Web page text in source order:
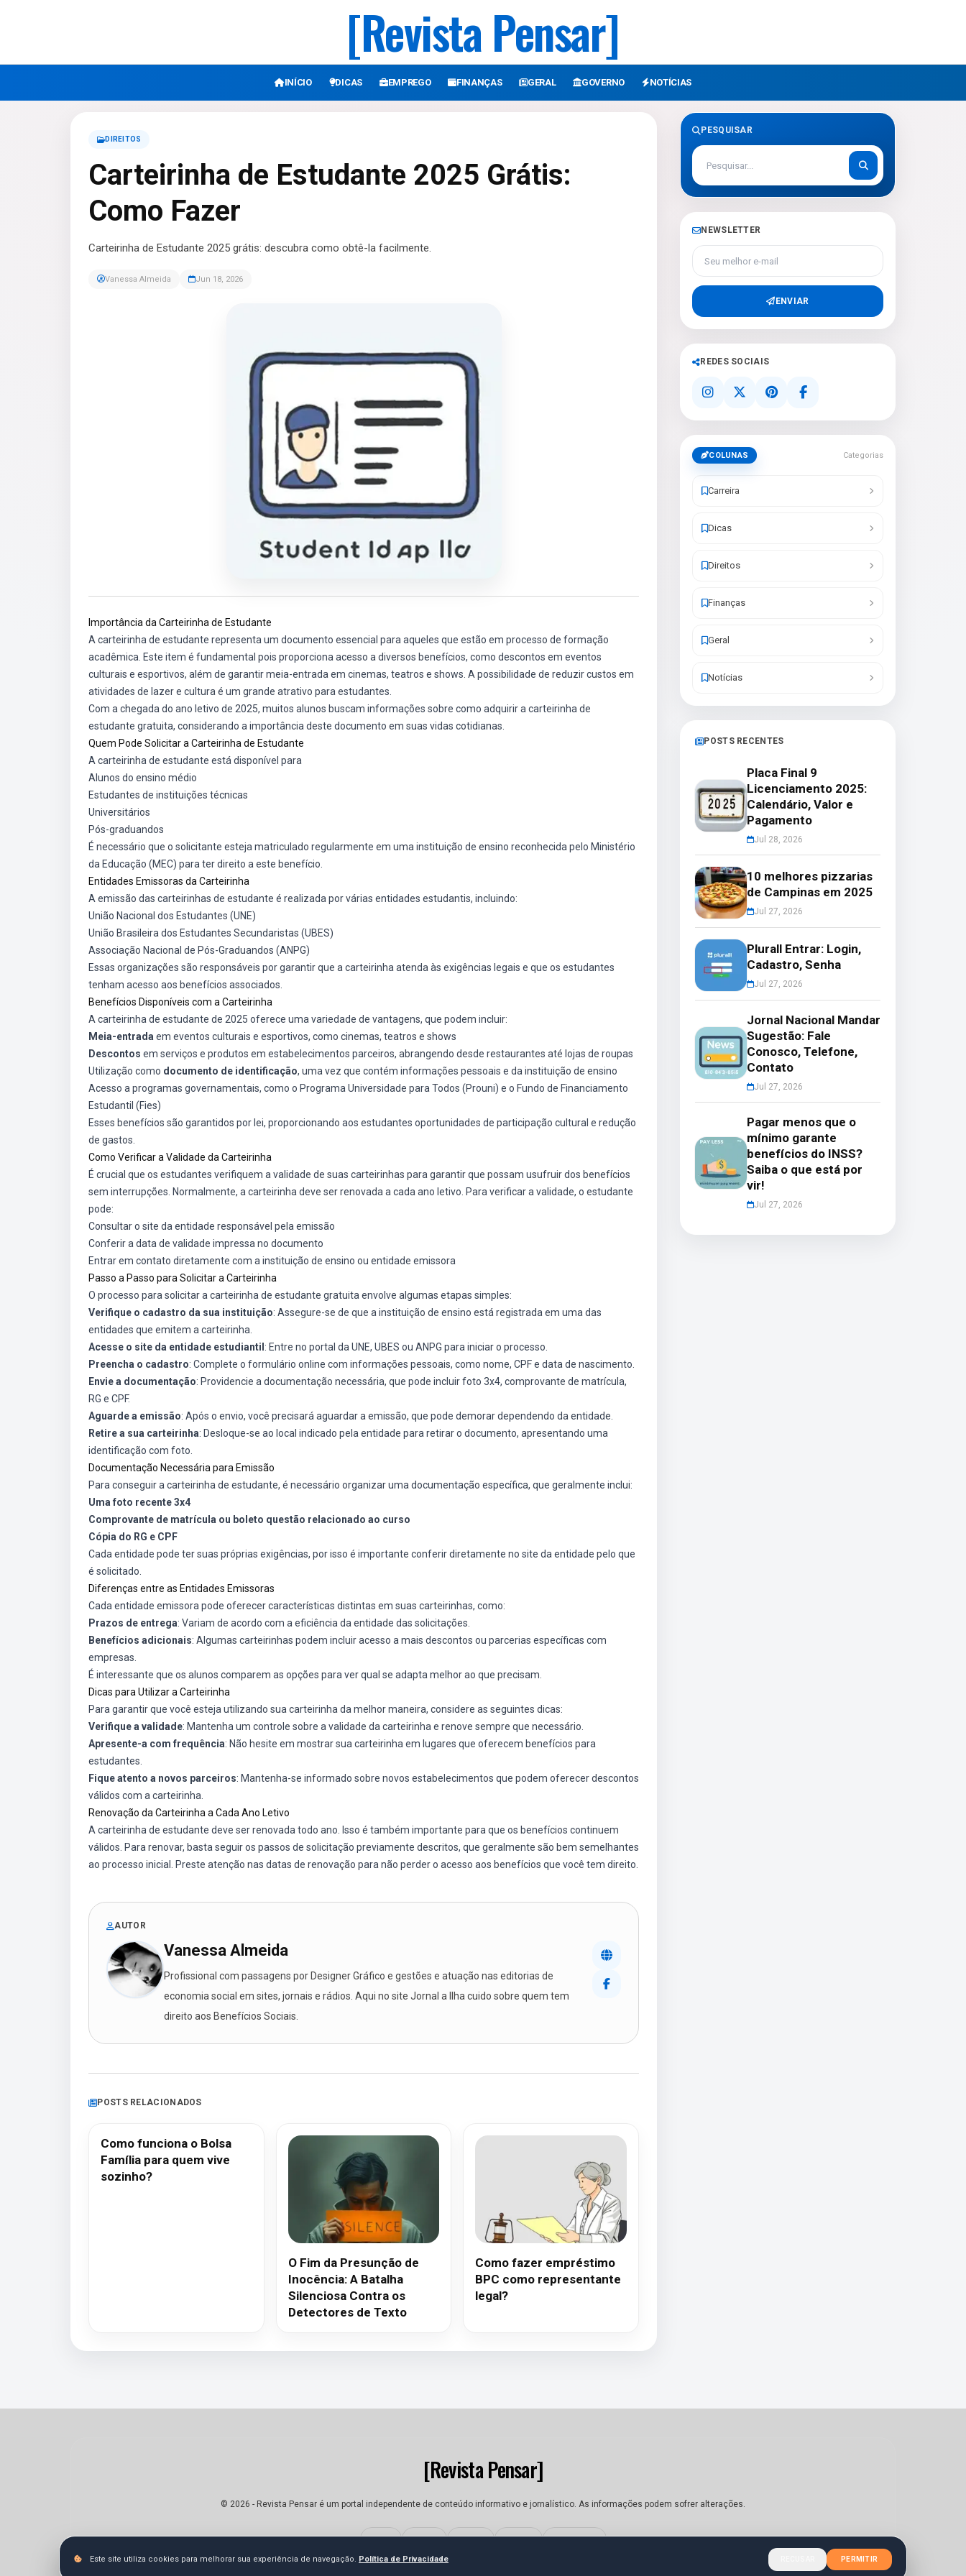
[Revista Pensar]
INÍCIO DICAS EMPREGO FINANÇAS GERAL GOVERNO NOTÍCIAS
DIREITOS
Carteirinha de Estudante 2025 Grátis:
Como Fazer
Carteirinha de Estudante 2025 grátis: descubra como obtê-la facilmente.
Vanessa Almeida Jun 18, 2026
Importância da Carteirinha de Estudante
A carteirinha de estudante representa um documento essencial para aqueles que estão em processo de formação
acadêmica. Este item é fundamental pois proporciona acesso a diversos benefícios, como descontos em eventos
culturais e esportivos, além de garantir meia-entrada em cinemas, teatros e shows. A possibilidade de reduzir custos em
atividades de lazer e cultura é um grande atrativo para estudantes.
Com a chegada do ano letivo de 2025, muitos alunos buscam informações sobre como adquirir a carteirinha de
estudante gratuita, considerando a importância deste documento em suas vidas cotidianas.
Quem Pode Solicitar a Carteirinha de Estudante
A carteirinha de estudante está disponível para
Alunos do ensino médio
Estudantes de instituições técnicas
Universitários
Pós-graduandos
É necessário que o solicitante esteja matriculado regularmente em uma instituição de ensino reconhecida pelo Ministério
da Educação (MEC) para ter direito a este benefício.
Entidades Emissoras da Carteirinha
A emissão das carteirinhas de estudante é realizada por várias entidades estudantis, incluindo:
União Nacional dos Estudantes (UNE)
União Brasileira dos Estudantes Secundaristas (UBES)
Associação Nacional de Pós-Graduandos (ANPG)
Essas organizações são responsáveis por garantir que a carteirinha atenda às exigências legais e que os estudantes
tenham acesso aos benefícios associados.
Benefícios Disponíveis com a Carteirinha
A carteirinha de estudante de 2025 oferece uma variedade de vantagens, que podem incluir:
Meia-entrada em eventos culturais e esportivos, como cinemas, teatros e shows
Descontos em serviços e produtos em estabelecimentos parceiros, abrangendo desde restaurantes até lojas de roupas
Utilização como documento de identificação, uma vez que contém informações pessoais e da instituição de ensino
Acesso a programas governamentais, como o Programa Universidade para Todos (Prouni) e o Fundo de Financiamento
Estudantil (Fies)
Esses benefícios são garantidos por lei, proporcionando aos estudantes oportunidades de participação cultural e redução
de gastos.
Como Verificar a Validade da Carteirinha
É crucial que os estudantes verifiquem a validade de suas carteirinhas para garantir que possam usufruir dos benefícios
sem interrupções. Normalmente, a carteirinha deve ser renovada a cada ano letivo. Para verificar a validade, o estudante
pode:
Consultar o site da entidade responsável pela emissão
Conferir a data de validade impressa no documento
Entrar em contato diretamente com a instituição de ensino ou entidade emissora
Passo a Passo para Solicitar a Carteirinha
O processo para solicitar a carteirinha de estudante gratuita envolve algumas etapas simples:
Verifique o cadastro da sua instituição: Assegure-se de que a instituição de ensino está registrada em uma das
entidades que emitem a carteirinha.
Acesse o site da entidade estudiantil : Entre no portal da UNE, UBES ou ANPG para iniciar o processo.
Preencha o cadastro: Complete o formulário online com informações pessoais, como nome, CPF e data de nascimento.
Envie a documentação: Providencie a documentação necessária, que pode incluir foto 3x4, comprovante de matrícula,
RG e CPF.
Aguarde a emissão: Após o envio, você precisará aguardar a emissão, que pode demorar dependendo da entidade.
Retire a sua carteirinha: Desloque-se ao local indicado pela entidade para retirar o documento, apresentando uma
identificação com foto.
Documentação Necessária para Emissão
Para conseguir a carteirinha de estudante, é necessário organizar uma documentação específica, que geralmente inclui:
Uma foto recente 3x4
Comprovante de matrícula ou boleto questão relacionado ao curso
Cópia do RG e CPF
Cada entidade pode ter suas próprias exigências, por isso é importante conferir diretamente no site da entidade pelo que
é solicitado.
Diferenças entre as Entidades Emissoras
Cada entidade emissora pode oferecer características distintas em suas carteirinhas, como:
Prazos de entrega: Variam de acordo com a eficiência da entidade das solicitações.
Benefícios adicionais: Algumas carteirinhas podem incluir acesso a mais descontos ou parcerias específicas com
empresas.
É interessante que os alunos comparem as opções para ver qual se adapta melhor ao que precisam.
Dicas para Utilizar a Carteirinha
Para garantir que você esteja utilizando sua carteirinha da melhor maneira, considere as seguintes dicas:
Verifique a validade: Mantenha um controle sobre a validade da carteirinha e renove sempre que necessário.
Apresente-a com frequência: Não hesite em mostrar sua carteirinha em lugares que oferecem benefícios para
estudantes.
Fique atento a novos parceiros: Mantenha-se informado sobre novos estabelecimentos que podem oferecer descontos
válidos com a carteirinha.
Renovação da Carteirinha a Cada Ano Letivo
A carteirinha de estudante deve ser renovada todo ano. Isso é também importante para que os benefícios continuem
válidos. Para renovar, basta seguir os passos de solicitação previamente descritos, que geralmente são bem semelhantes
ao processo inicial. Preste atenção nas datas de renovação para não perder o acesso aos benefícios que você tem direito.
AUTOR
Vanessa Almeida
Profissional com passagens por Designer Gráfico e gestões e atuação nas editorias de
economia social em sites, jornais e rádios. Aqui no site Jornal a Ilha cuido sobre quem tem
direito aos Benefícios Sociais.
POSTS RELACIONADOS
Como funciona o Bolsa
Família para quem vive
sozinho?
O Fim da Presunção de
Inocência: A Batalha
Silenciosa Contra os
Detectores de Texto
Como fazer empréstimo
BPC como representante
legal?
PESQUISAR
NEWSLETTER
Seu melhor e-mail
ENVIAR
REDES SOCIAIS
COLUNAS Categorias
Carreira
Dicas
Direitos
Finanças
Geral
Notícias
POSTS RECENTES
Placa Final 9
Licenciamento 2025:
Calendário, Valor e
Pagamento
Jul 28, 2026
10 melhores pizzarias
de Campinas em 2025
Jul 27, 2026
Plurall Entrar: Login,
Cadastro, Senha
Jul 27, 2026
Jornal Nacional Mandar
Sugestão: Fale
Conosco, Telefone,
Contato
Jul 27, 2026
Pagar menos que o
mínimo garante
benefícios do INSS?
Saiba o que está por
vir!
Jul 27, 2026
[Revista Pensar]
© 2026 - Revista Pensar é um portal independente de conteúdo informativo e jornalístico. As informações podem sofrer alterações.
Sobre Equipe Contato Termos Privacidade
Este site utiliza cookies para melhorar sua experiência de navegação. Política de Privacidade PERMITIR